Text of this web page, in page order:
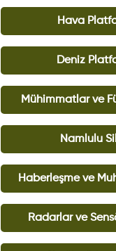
Hava
Deniz
Mühimmatlar ve
Namlulu
Haberleşme ve
Radarlar ve